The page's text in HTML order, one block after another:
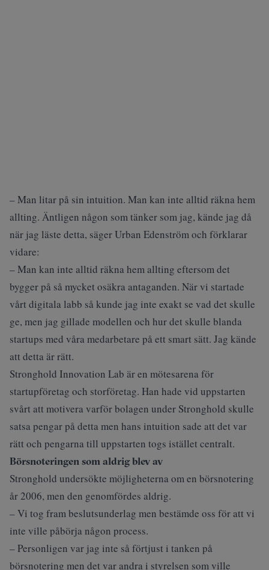
– Man litar på sin intuition. Man kan inte alltid räkna hem
allting. Äntligen någon som tänker som jag, kände jag då
när jag läste detta, säger Urban Edenström och förklarar
vidare:
– Man kan inte alltid räkna hem allting eftersom det
bygger på så mycket osäkra antaganden. När vi startade
vårt digitala labb så kunde jag inte exakt se vad det skulle
ge, men jag gillade modellen och hur det skulle blanda
startups med våra medarbetare på ett smart sätt. Jag kände
att detta är rätt.
Stronghold Innovation Lab är en mötesarena för
startupföretag och storföretag. Han hade vid uppstarten
svårt att motivera varför bolagen under Stronghold skulle
satsa pengar på detta men hans intuition sade att det var
rätt och pengarna till uppstarten togs istället centralt.
Börsnoteringen som aldrig blev av
Stronghold undersökte möjligheterna om en börsnotering
år 2006, men den genomfördes aldrig.
– Vi tog fram beslutsunderlag men bestämde oss för att vi
inte ville påbörja någon process.
– Personligen var jag inte så förtjust i tanken på
börsnotering men det var andra i styrelsen som ville